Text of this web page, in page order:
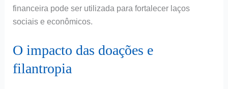
financeira pode ser utilizada para fortalecer laços
sociais e econômicos.
O impacto das doações e
filantropia